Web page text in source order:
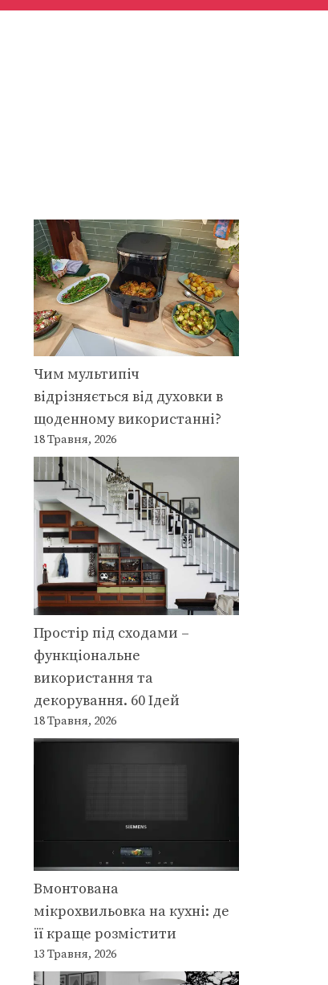
Чим мультипіч
відрізняється від духовки в
щоденному використанні?
18 Травня, 2026
Простір під сходами –
функціональне
використання та
декорування. 60 Ідей
18 Травня, 2026
Вмонтована
мікрохвильовка на кухні: де
її краще розмістити
13 Травня, 2026